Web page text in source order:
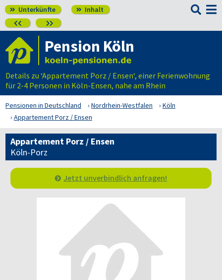
 Unterkünfte  Inhalt
 

Pension Köln
Details zu ‘Appartement Porz / Ensen‘, einer Ferienwohnung
für 2-4 Personen in Köln-Ensen, nahe am Rhein
Pensionen in Deutschland Nordrhein-Westfalen
Köln
Appartement Porz / Ensen
Appartement Porz / Ensen
Köln-Porz
Jetzt unverbindlich anfragen!